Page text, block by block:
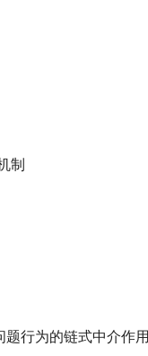
制
行为的链式中介作用